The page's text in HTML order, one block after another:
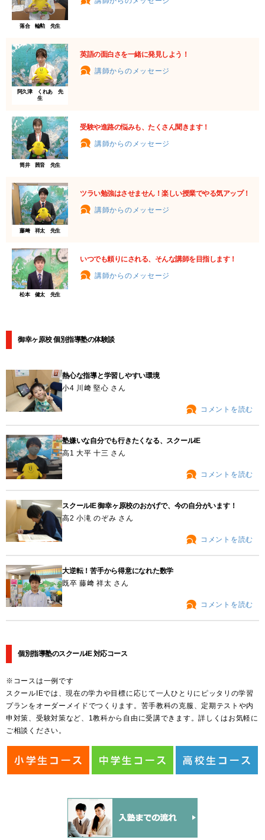
落合 輪勲 先生
阿久津 くれあ 先
生
英語の面白さを一緒に発見しよう！
講師からのメッセージ
筒井 茜音 先生
受験や進路の悩みも、たくさん聞きます！
講師からのメッセージ
藤﨑 祥太 先生
ツラい勉強はさせません！楽しい授業でやる気アップ！
講師からのメッセージ
松本 健太 先生
いつでも頼りにされる、そんな講師を目指します！
講師からのメッセージ
御幸ヶ原校 個別指導塾の体験談
熱心な指導と学習しやすい環境
小4 川﨑 堅心 さん
コメントを読む
塾嫌いな自分でも行きたくなる、スクールIE
高1 大平 十三 さん
コメントを読む
スクールIE 御幸ヶ原校のおかげで、今の自分がいます！
高2 小滝 のぞみ さん
コメントを読む
大逆転！苦手から得意になれた数学
既卒 藤﨑 祥太 さん
コメントを読む
個別指導塾のスクールIE 対応コース
※コースは一例です
スクールIEでは、現在の学力や目標に応じて一人ひとりにピッタリの学習
プランをオーダーメイドでつくります。苦手教科の克服、定期テストや内
申対策、受験対策など、1教科から自由に受講できます。詳しくはお気軽に
ご相談ください。